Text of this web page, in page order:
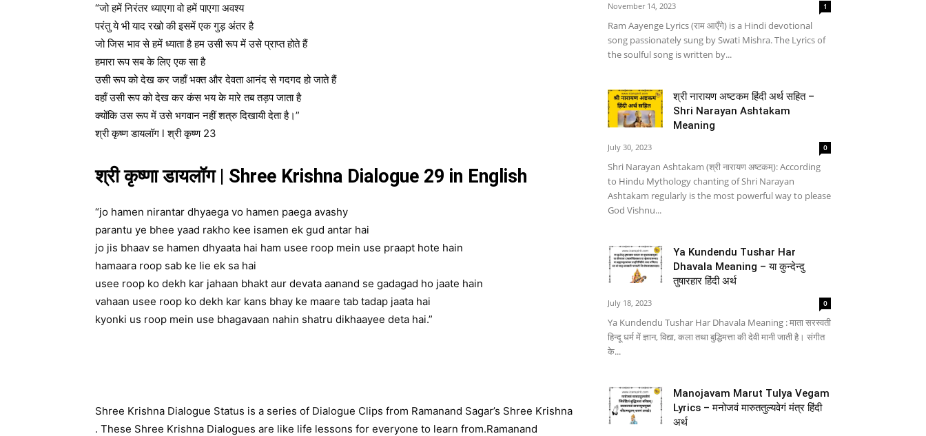
“जो हमें निरंतर ध्याएगा वो हमें पाएगा अवश्य
परंतु ये भी याद रखो की इसमें एक गुड़ अंतर है
जो जिस भाव से हमें ध्याता है हम उसी रूप में उसे प्राप्त होते हैं
हमारा रूप सब के लिए एक सा है
उसी रूप को देख कर जहाँ भक्त और देवता आनंद से गदगद हो जाते हैं
वहाँ उसी रूप को देख कर कंस भय के मारे तब तड़प जाता है
क्योंकि उस रूप में उसे भगवान नहीं शत्रु दिखायी देता है।”
श्री कृष्ण डायलॉग l श्री कृष्ण 23
श्री कृष्णा डायलॉग | Shree Krishna Dialogue 29 in English
“jo hamen nirantar dhyaega vo hamen paega avashy
parantu ye bhee yaad rakho kee isamen ek gud antar hai
jo jis bhaav se hamen dhyaata hai ham usee roop mein use praapt hote hain
hamaara roop sab ke lie ek sa hai
usee roop ko dekh kar jahaan bhakt aur devata aanand se gadagad ho jaate hain
vahaan usee roop ko dekh kar kans bhay ke maare tab tadap jaata hai
kyonki us roop mein use bhagavaan nahin shatru dikhaayee deta hai.”
Shree Krishna Dialogue Status is a series of Dialogue Clips from Ramanand Sagar’s Shree Krishna
. These Shree Krishna Dialogues are like life lessons for everyone to learn from.Ramanand
November 14, 2023 1
Ram Aayenge Lyrics (राम आएँगे) is a Hindi devotional
song passionately sung by Swati Mishra. The Lyrics of
the soulful song is written by...
श्री नारायण अष्टकम हिंदी अर्थ सहित –
Shri Narayan Ashtakam
Meaning
July 30, 2023 0
Shri Narayan Ashtakam (श्री नारायण अष्टकम्): According
to Hindu Mythology chanting of Shri Narayan
Ashtakam regularly is the most powerful way to please
God Vishnu...
Ya Kundendu Tushar Har
Dhavala Meaning – या कुन्देन्दु
तुषारहार हिंदी अर्थ
July 18, 2023 0
Ya Kundendu Tushar Har Dhavala Meaning : माता सरस्वती
हिन्दू धर्म में ज्ञान, विद्या, कला तथा बुद्धिमत्ता की देवी मानी जाती है। संगीत
के...
Manojavam Marut Tulya Vegam
Lyrics – मनोजवं मारुततुल्यवेगं मंत्र हिंदी
अर्थ